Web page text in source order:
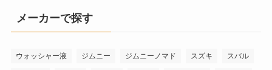
メーカーで探す
ウォッシャー液 ジムニー ジムニーノマド スズキ スバル